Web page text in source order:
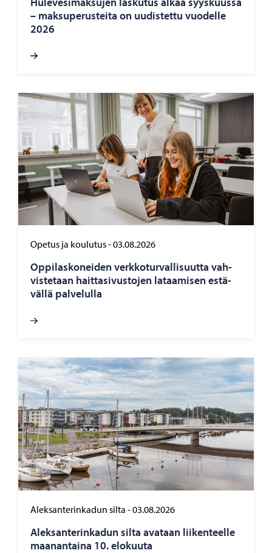
– mak­su­pe­rus­tei­ta on uu­dis­tet­tu vuo­del­le
2026
Opetus ja koulutus-03.08.2026
Op­pi­las­ko­nei­den verk­ko­tur­val­li­suut­ta vah­
vis­te­taan hait­ta­si­vus­to­jen la­taa­mi­sen es­tä­
väl­lä pal­ve­lul­la
Aleksanterinkadun silta -03.08.2026
Alek­san­te­rin­ka­dun silta ava­taan lii­ken­teel­le
maa­nan­tai­na 10. elo­kuu­ta